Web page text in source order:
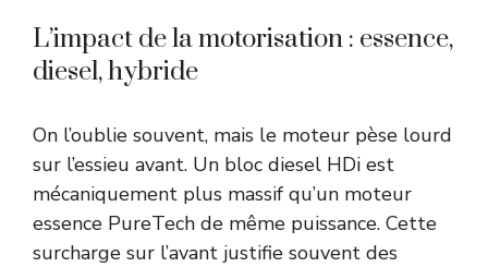
L’impact de la motorisation : essence,
diesel, hybride
On l’oublie souvent, mais le moteur pèse lourd
sur l’essieu avant. Un bloc diesel HDi est
mécaniquement plus massif qu’un moteur
essence PureTech de même puissance. Cette
surcharge sur l’avant justifie souvent des